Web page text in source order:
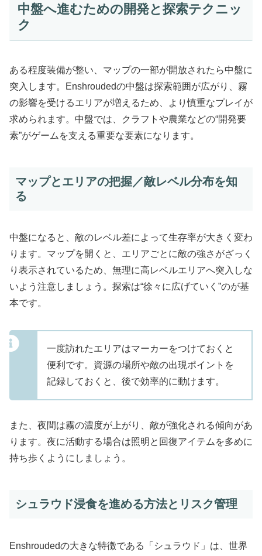
中盤へ進むための開発と探索テクニッ
ク
ある程度装備が整い、マップの一部が開放されたら中盤に
突入します。Enshroudedの中盤は探索範囲が広がり、霧
の影響を受けるエリアが増えるため、より慎重なプレイが
求められます。中盤では、クラフトや農業などの“開発要
素”がゲームを支える重要な要素になります。
マップとエリアの把握／敵レベル分布を知
る
中盤になると、敵のレベル差によって生存率が大きく変わ
ります。マップを開くと、エリアごとに敵の強さがざっく
り表示されているため、無理に高レベルエリアへ突入しな
いよう注意しましょう。探索は“徐々に広げていく”のが基
本です。
一度訪れたエリアはマーカーをつけておくと
便利です。資源の場所や敵の出現ポイントを
記録しておくと、後で効率的に動けます。
また、夜間は霧の濃度が上がり、敵が強化される傾向があ
ります。夜に活動する場合は照明と回復アイテムを多めに
持ち歩くようにしましょう。
シュラウド浸食を進める方法とリスク管理
Enshroudedの大きな特徴である「シュラウド」は、世界